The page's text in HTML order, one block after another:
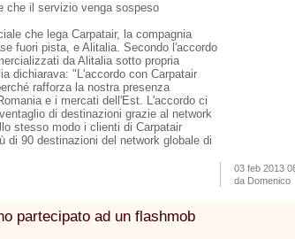
che il servizio venga sospeso
che lega Carpatair, la compagnia
fuori pista, e Alitalia. Secondo l'accordo
da Alitalia sotto propria
dichiarava: "L'accordo con Carpatair
rafforza la nostra presenza
e i mercati dell'Est. L'accordo ci
di destinazioni grazie al network
stesso modo i clienti di Carpatair
di 90 destinazioni del network globale di
03 feb 2013
da Domenico
partecipato ad un flashmob